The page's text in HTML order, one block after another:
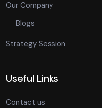
Our Company
Blogs
Strategy Session
Useful Links
Contact us